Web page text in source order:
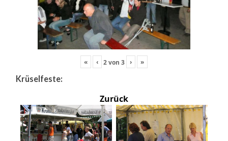
« ‹ 2von 3 › »
Krüselfeste:
Zurück